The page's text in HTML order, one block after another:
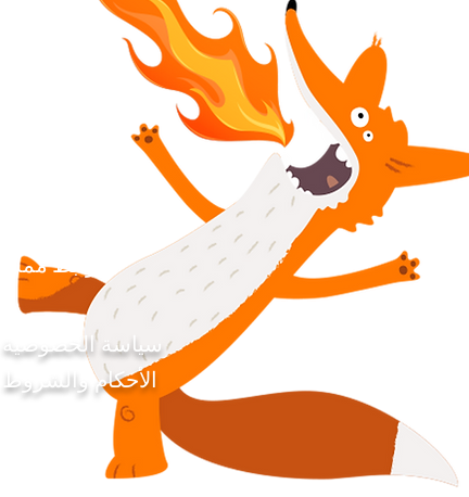
روابط مملة
سياسة الخصوصية
الأحكام والشروط